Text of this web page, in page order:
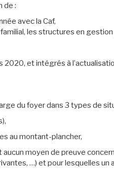
de :
avec la Caf,
les structures en
2020, et intégrés à
du foyer dans 3 types de
au montant-plancher,
aucun moyen de preuve
…) et pour lesquelles